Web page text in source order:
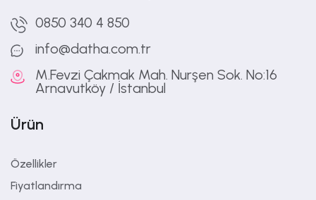
0850 340 4 850
info@datha.com.tr
M.Fevzi Çakmak Mah. Nurşen Sok. No:16
Arnavutköy / İstanbul
Ürün
Özellikler
Fiyatlandırma